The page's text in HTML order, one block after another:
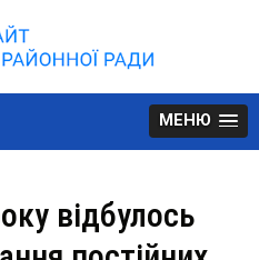
to
content
МЕНЮ
відбулось